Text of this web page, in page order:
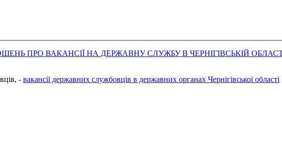
ПРО ВАКАНСІЇ НА ДЕРЖАВНУ СЛУЖБУ В ЧЕРНІГІВСЬКІЙ
- вакансії державних службовців в державних органах Чернігівської області